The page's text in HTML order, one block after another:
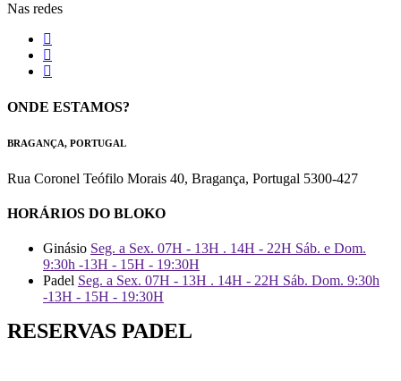
Nas redes
ONDE ESTAMOS?
BRAGANÇA, PORTUGAL
Rua Coronel Teófilo Morais 40, Bragança, Portugal 5300-427
HORÁRIOS DO BLOKO
Ginásio Seg. a Sex. 07H - 13H . 14H - 22H Sáb. e Dom.
9:30h -13H - 15H - 19:30H
Padel Seg. a Sex. 07H - 13H . 14H - 22H Sáb. Dom. 9:30h
-13H - 15H - 19:30H
RESERVAS PADEL